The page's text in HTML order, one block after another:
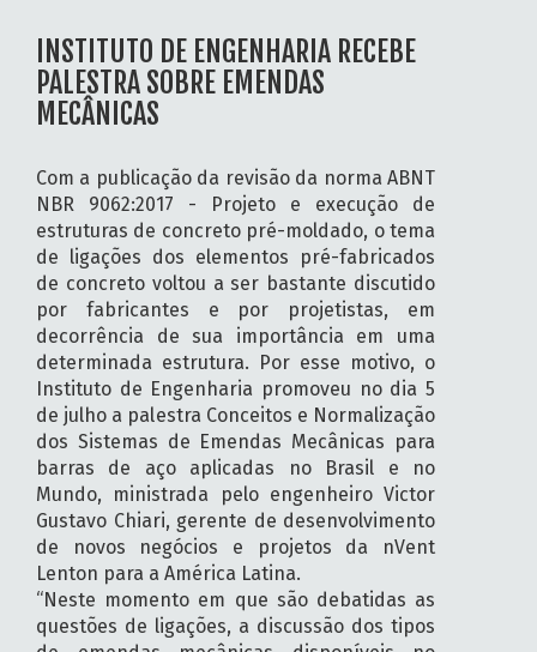
INSTITUTO DE ENGENHARIA RECEBE
PALESTRA SOBRE EMENDAS
MECÂNICAS
Com a publicação da revisão da norma ABNT
NBR 9062:2017 - Projeto e execução de
estruturas de concreto pré-moldado, o tema
de ligações dos elementos pré-fabricados
de concreto voltou a ser bastante discutido
por fabricantes e por projetistas, em
decorrência de sua importância em uma
determinada estrutura. Por esse motivo, o
Instituto de Engenharia promoveu no dia 5
de julho a palestra Conceitos e Normalização
dos Sistemas de Emendas Mecânicas para
barras de aço aplicadas no Brasil e no
Mundo, ministrada pelo engenheiro Victor
Gustavo Chiari, gerente de desenvolvimento
de novos negócios e projetos da nVent
Lenton para a América Latina.
“Neste momento em que são debatidas as
questões de ligações, a discussão dos tipos